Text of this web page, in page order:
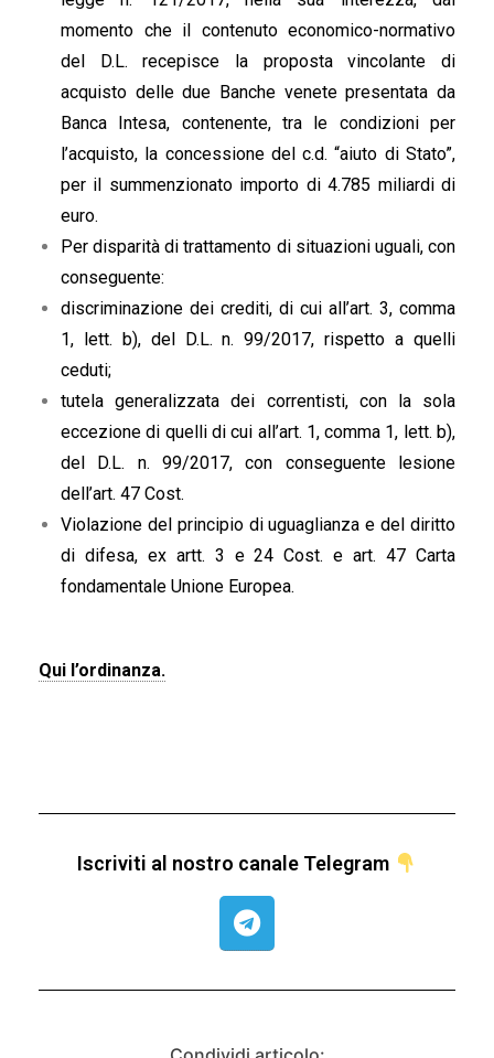
momento che il contenuto economico-normativo
del D.L. recepisce la proposta vincolante di
acquisto delle due Banche venete presentata da
Banca Intesa, contenente, tra le condizioni per
l’acquisto, la concessione del c.d. “aiuto di Stato”,
per il summenzionato importo di 4.785 miliardi di
euro.
Per disparità di trattamento di situazioni uguali, con
conseguente:
discriminazione dei crediti, di cui all’art. 3, comma
1, lett. b), del D.L. n. 99/2017, rispetto a quelli
ceduti;
tutela generalizzata dei correntisti, con la sola
eccezione di quelli di cui all’art. 1, comma 1, lett. b),
del D.L. n. 99/2017, con conseguente lesione
dell’art. 47 Cost.
Violazione del principio di uguaglianza e del diritto
di difesa, ex artt. 3 e 24 Cost. e art. 47 Carta
fondamentale Unione Europea.
Qui l’ordinanza.
Iscriviti al nostro canale Telegram